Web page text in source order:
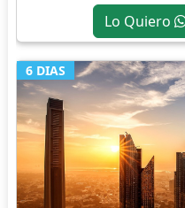
Lo Quiero
6 DIAS